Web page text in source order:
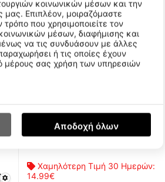
CODE: APCDMS25009-WHTPEP
Χαμηλότερη Τιμή 30 Ημερών:
14.99€
κοινωνικών μέσων και την
μας. Επιπλέον, μοιραζόμαστε
που χρησιμοποιείτε τον
μέσων, διαφήμισης και
να τις συνδυάσουν με άλλες
ή τις οποίες έχουν
μέρους σας χρήση των υπηρεσιών
Αποδοχή όλων